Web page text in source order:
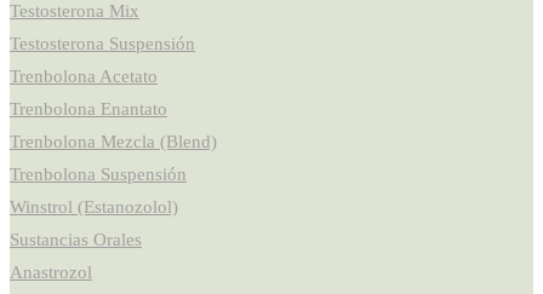
Testosterona Mix
Testosterona Suspensión
Trenbolona Acetato
Trenbolona Enantato
Trenbolona Mezcla (Blend)
Trenbolona Suspensión
Winstrol (Estanozolol)
Sustancias Orales
Anastrozol